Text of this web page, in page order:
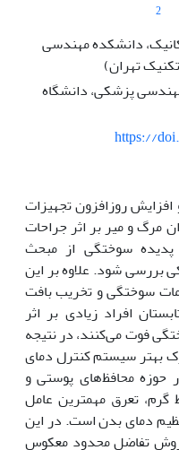
2
دانشکده مهندسی
تهران)
پزشکی، دانشگاه
https://
روزافزون تجهیزات
مرگ و میر بر اثر جراحات
سوختگی از مبحث
بررسی شود. علاوه بر این
سوختگی و تخریب بافت
افراد زیادی بر اثر
فوت می‌کنند، در نتیجه
بهتر سیستم کنترل دمای
محافظ‌های پوستی و
گرم، تعرق مهمترین عامل
دمای بدن است. در این
تفاضل محدود معکوس